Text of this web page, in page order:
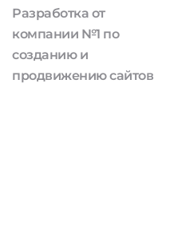
Разработка от
компании №1 по
созданию и
продвижению сайтов